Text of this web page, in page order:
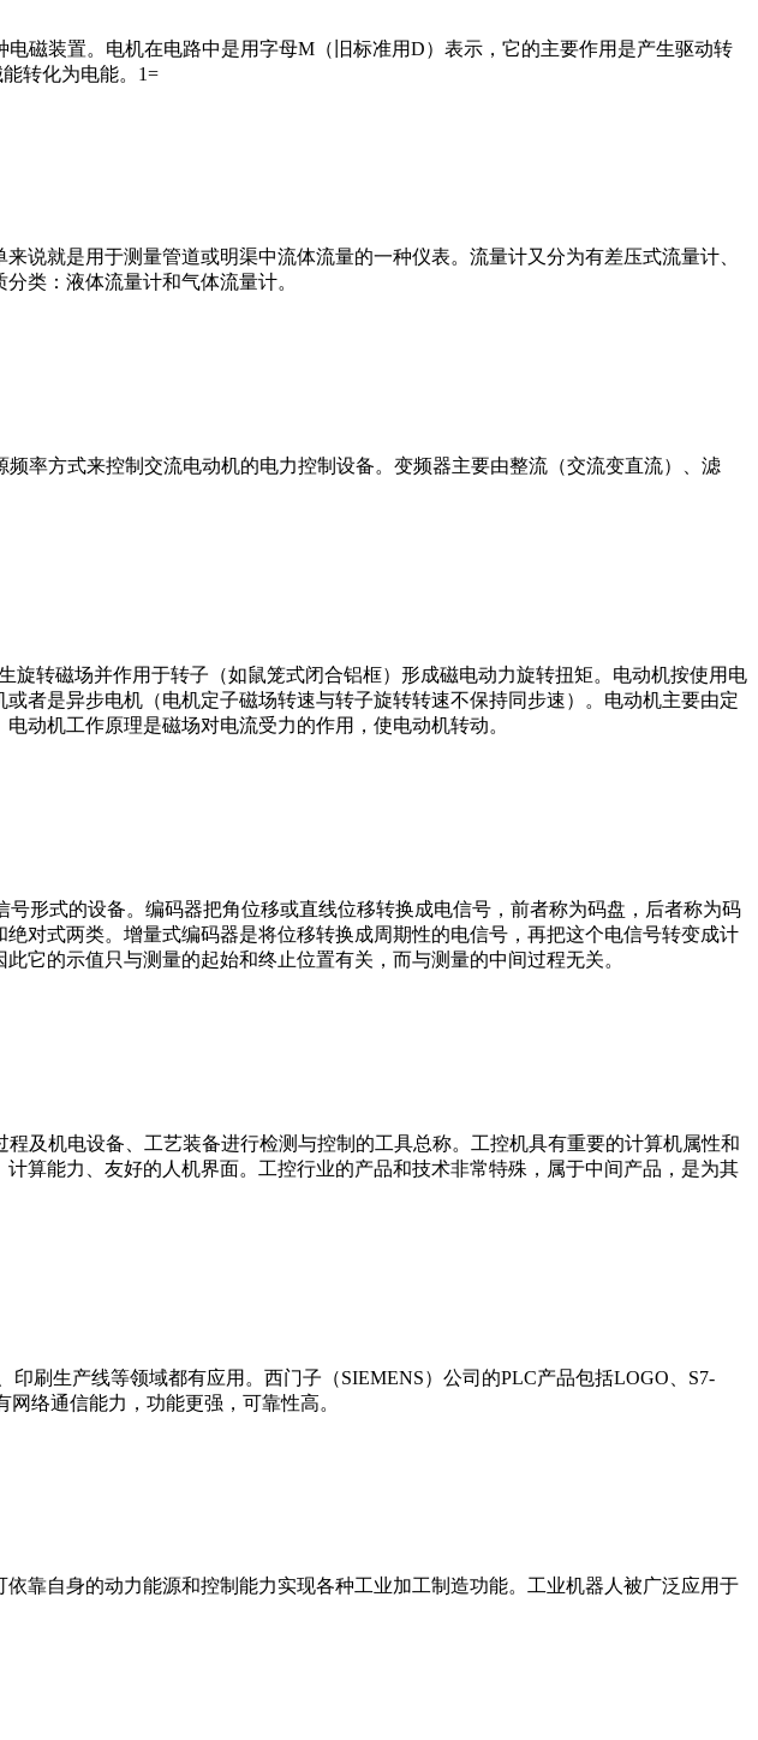
磁装置。电机在电路中是用字母M（旧标准用D）表示，它的主要作用是产生驱动转
转化为电能。1=
说就是用于测量管道或明渠中流体流量的一种仪表。流量计又分为有差压式流量计、
类：液体流量计和气体流量计。
率方式来控制交流电动机的电力控制设备。变频器主要由整流（交流变直流）、滤
转磁场并作用于转子（如鼠笼式闭合铝框）形成磁电动力旋转扭矩。电动机按使用电
者是异步电机（电机定子磁场转速与转子旋转转速不保持同步速）。电动机主要由定
动机工作原理是磁场对电流受力的作用，使电动机转动。
形式的设备。编码器把角位移或直线位移转换成电信号，前者称为码盘，后者称为码
对式两类。增量式编码器是将位移转换成周期性的电信号，再把这个电信号转变成计
它的示值只与测量的起始和终止位置有关，而与测量的中间过程无关。
程及机电设备、工艺装备进行检测与控制的工具总称。工控机具有重要的计算机属性和
算能力、友好的人机界面。工控行业的产品和技术非常特殊，属于中间产品，是为其
刷生产线等领域都有应用。西门子（SIEMENS）公司的PLC产品包括LOGO、S7-
网络通信能力，功能更强，可靠性高。
靠自身的动力能源和控制能力实现各种工业加工制造功能。工业机器人被广泛应用于